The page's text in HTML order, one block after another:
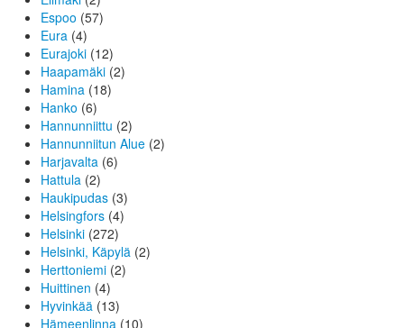
Espoo (57)
Eura (4)
Eurajoki (12)
Haapamäki (2)
Hamina (18)
Hanko (6)
Hannunniittu (2)
Hannunniitun Alue (2)
Harjavalta (6)
Hattula (2)
Haukipudas (3)
Helsingfors (4)
Helsinki (272)
Helsinki, Käpylä (2)
Herttoniemi (2)
Huittinen (4)
Hyvinkää (13)
Hämeenlinna (10)